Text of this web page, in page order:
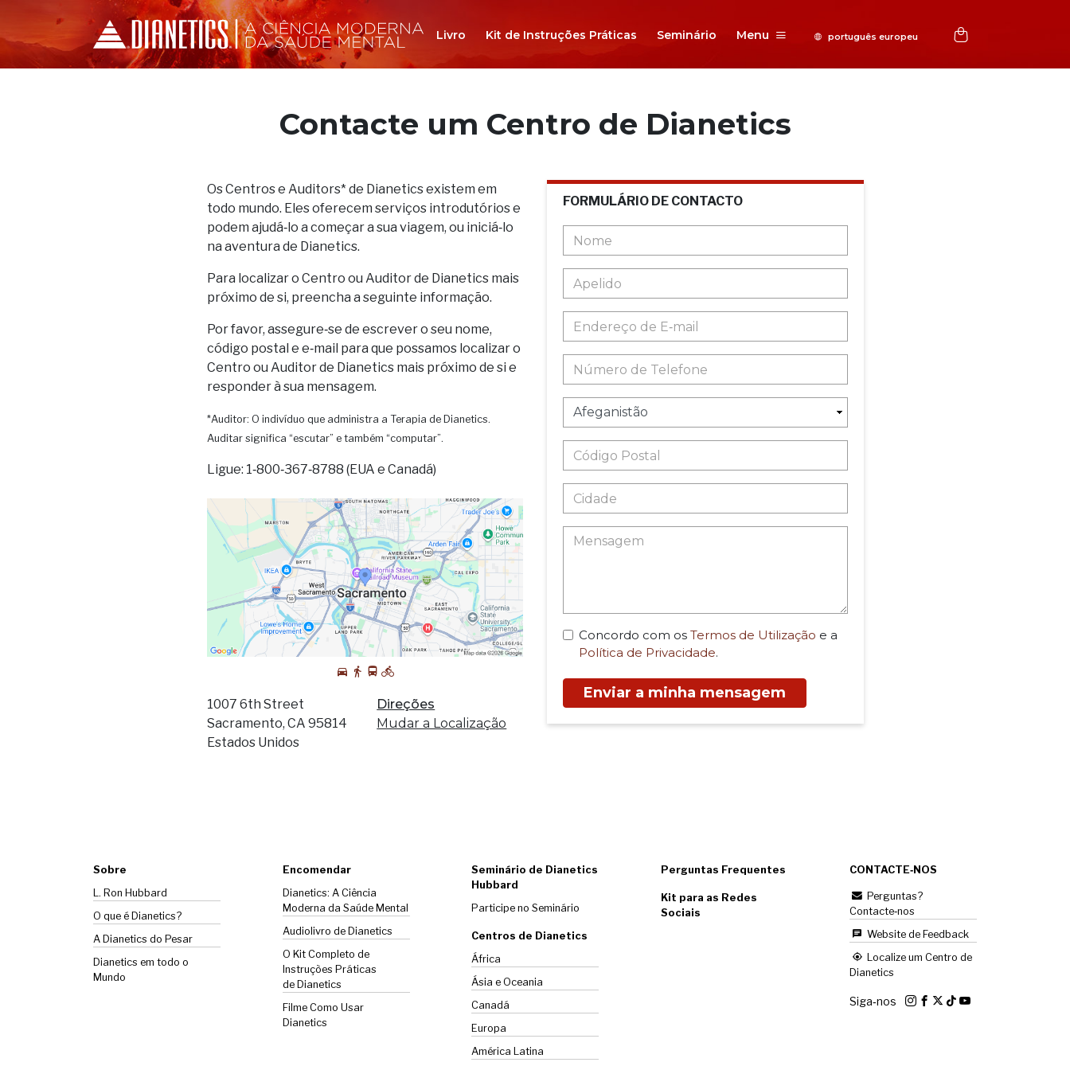
Livro Kit de Instruções Práticas Seminário Menu
Contacte um Centro de Dianetics
Os Centros e Auditors* de Dianetics existem em
todo mundo. Eles oferecem serviços introdutórios e
podem ajudá‑lo a começar a sua viagem, ou iniciá‑lo
na aventura de Dianetics.
Para localizar o Centro ou Auditor de Dianetics mais
próximo de si, preencha a seguinte informação.
Por favor, assegure‑se de escrever o seu nome,
código postal e e‑mail para que possamos localizar o
Centro ou Auditor de Dianetics mais próximo de si e
responder à sua mensagem.
*Auditor: O indivíduo que administra a Terapia de Dianetics.
Auditar significa “escutar” e também “computar”.
Ligue: 1‑800‑367‑8788 (EUA e Canadá)
1007 6th Street
Sacramento, CA 95814
Estados Unidos
Direções
Mudar a Localização
FORMULÁRIO DE CONTACTO
Concordo com os Termos de Utilização e a
Política de Privacidade.
Enviar a minha mensagem
Sobre
L. Ron Hubbard
O que é Dianetics?
A Dianetics do Pesar
Dianetics em todo o
Mundo
Encomendar
Dianetics: A Ciência
Moderna da Saúde Mental
Audiolivro de Dianetics
O Kit Completo de
Instruções Práticas
de Dianetics
Filme Como Usar
Dianetics
Seminário de Dianetics
Hubbard
Participe no Seminário
Centros de Dianetics
África
Ásia e Oceania
Canadá
Europa
América Latina
Perguntas Frequentes
Kit para as Redes
Sociais
CONTACTE‑NOS
Perguntas?
Contacte‑nos
Website de Feedback
Localize um Centro de
Dianetics
Siga‑nos